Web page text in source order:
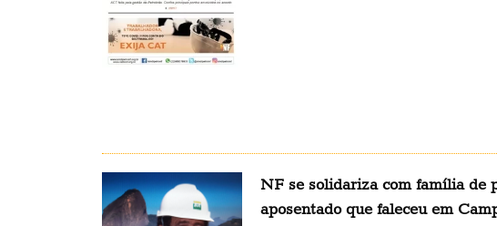
NF se solidariza com família de
aposentado que faleceu em